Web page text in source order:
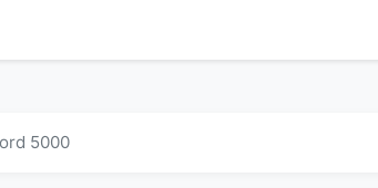
5000